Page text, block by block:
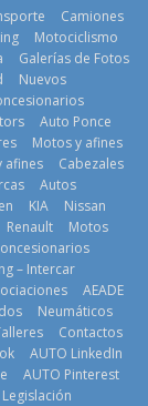
¿Qué puede
pasar con tu
vehículo si
permanece
varios días sin
usar?
3 de agosto de
2026
La FEDAK
Camiones
Motociclismo
Galerías de Fotos
Nuevos
Auto Ponce
Motos y afines
afines
Cabezales
Autos
KIA
Nissan
Renault
Motos
– Intercar
AEADE
Neumáticos
Contactos
AUTO LinkedIn
AUTO Pinterest
Legislación